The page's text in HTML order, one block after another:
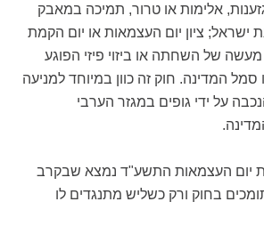
אלימות או טרור, תמיכה במאבק
ישראל; ציון יום העצמאות או יום הקמת
של השחתה או ביזוי פיזי הפוגע
המדינה. חוק זה כוון במיוחד למניעה
על ידי גופים במגזר הערבי
יום העצמאות התשע"ד נמצא שבקרב
היהודי 58% תומכים בחוק ורק כשליש מתנגדים לו